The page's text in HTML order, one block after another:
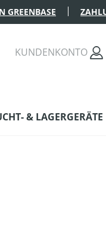
GREENBASE
KUNDENKONTO
& LAGERGERÄTE